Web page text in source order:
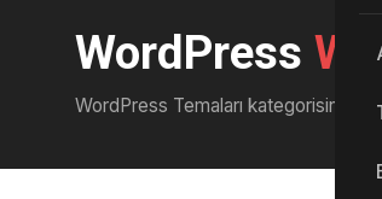
WordPress
WordPress Temaları kategorisindeki